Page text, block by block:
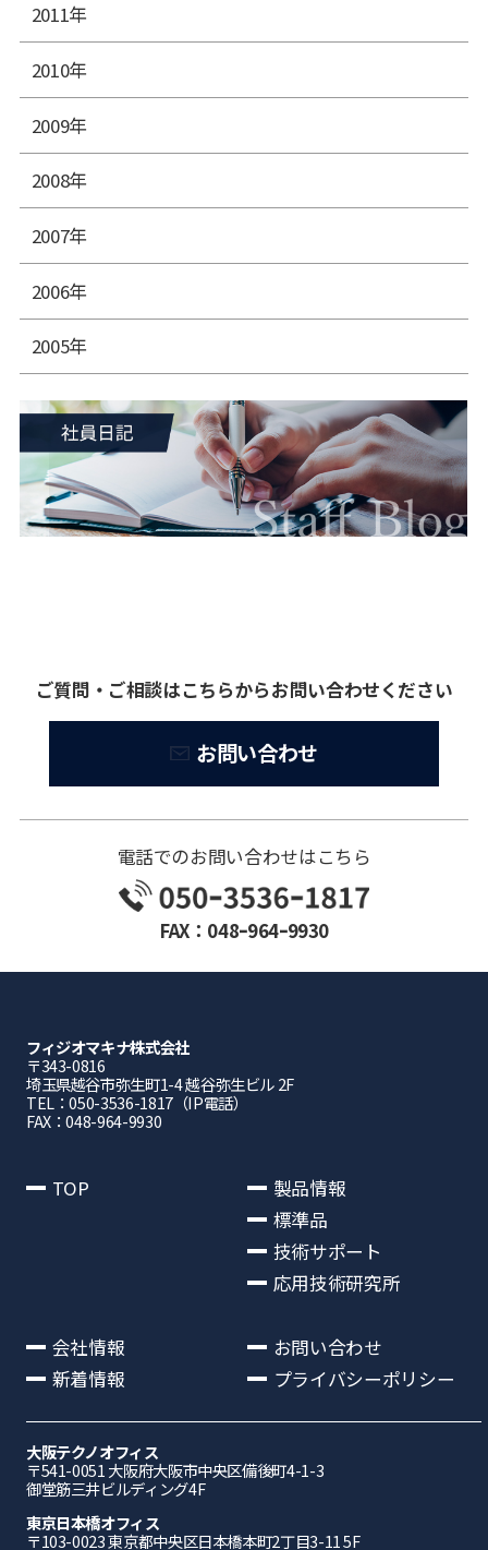
2011年
2010年
2009年
2008年
2007年
2006年
2005年
ご質問・ご相談はこちらからお問い合わせください
お問い合わせ
電話でのお問い合わせはこちら
FAX：048ｰ964ｰ9930
フィジオマキナ株式会社
〒343-0816
埼⽟県越⾕市弥⽣町1-4 越⾕弥⽣ビル 2F
TEL：050-3536-1817（IP電話）
FAX：048-964-9930
TOP
製品情報
標準品
技術サポート
応用技術研究所
会社情報
新着情報
お問い合わせ
プライバシーポリシー
大阪テクノオフィス
〒541-0051 ⼤阪府⼤阪市中央区備後町4-1-3
御堂筋三井ビルディング4F
東京日本橋オフィス
〒103-0023 東京都中央区日本橋本町2丁目3-11 5F